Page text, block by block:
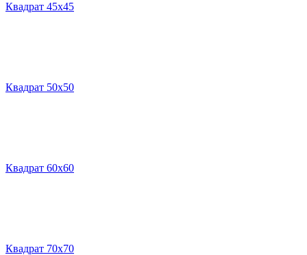
Квадрат 45х45
Квадрат 50х50
Квадрат 60х60
Квадрат 70х70